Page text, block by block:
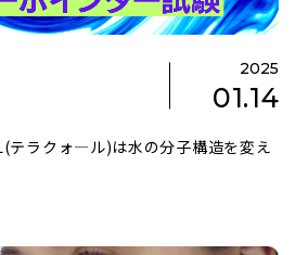
2025
01.14
テラクォ―ル)は水の分子構造を変え